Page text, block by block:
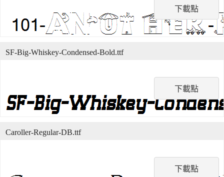
下載點
下載點
SF-Big-Whiskey-Condensed-Bold.ttf
下載點
Caroller-Regular-DB.ttf